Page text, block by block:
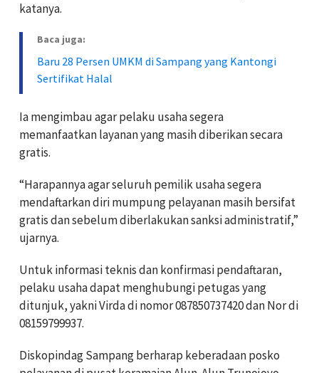
katanya.
Baca juga:
Baru 28 Persen UMKM di Sampang yang Kantongi
Sertifikat Halal
Ia mengimbau agar pelaku usaha segera
memanfaatkan layanan yang masih diberikan secara
gratis.
“Harapannya agar seluruh pemilik usaha segera
mendaftarkan diri mumpung pelayanan masih bersifat
gratis dan sebelum diberlakukan sanksi administratif,”
ujarnya.
Untuk informasi teknis dan konfirmasi pendaftaran,
pelaku usaha dapat menghubungi petugas yang
ditunjuk, yakni Virda di nomor 087850737420 dan Nor di
08159799937.
Diskopindag Sampang berharap keberadaan posko